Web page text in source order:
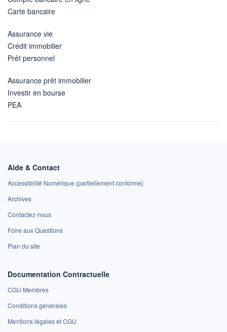
Carte bancaire
Assurance vie
Crédit immobilier
Prêt personnel
Assurance prêt immobilier
Investir en bourse
PEA
Aide & Contact
Accessibilité Numérique (partiellement conforme)
Archives
Contactez-nous
Foire aux Questions
Plan du site
Documentation Contractuelle
CGU Membres
Conditions générales
Mentions légales et CGU